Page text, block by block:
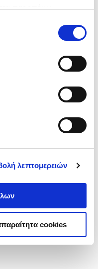
τα παρακάτω με την
σχετικά με
λεπτομερειών
cookies